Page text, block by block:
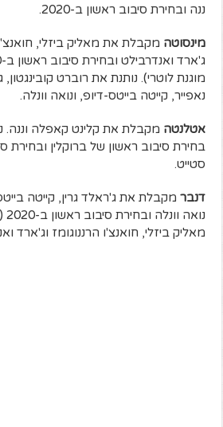
ננה ובחירת סיבוב ראשון ב-2020.
מינסוטה מקבלת את מאליק ביזלי, חואנצ'ו
מוגנת לוטרי). נותנת את רוברט
נאפייר, קייטה בייטס-דיופ, ונואה וונלה.
אטלנטה מקבלת את קלינט קאפלה וננה.
בחירת סיבוב ראשון של ברוקלין ובחירת
סטייט.
דנבר מקבלת את ג'ראלד גרין, קייטה
מאליק ביזלי, חואנצ'ו הרננוגומז וג'ארד